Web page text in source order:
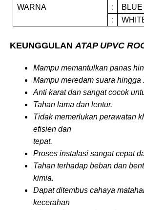
WARNA
:
BLUE
:
KEUNGGULAN ATAP UPVC
Mampu memantulkan panas
Mampu meredam suara hingga
Anti karat dan sangat cocok
Tahan lama dan lentur.
Tidak memerlukan perawatan
efisien dan
tepat.
Proses instalasi sangat cepat
Tahan terhadap beban dan
kimia.
Dapat ditembus cahaya
kecerahan